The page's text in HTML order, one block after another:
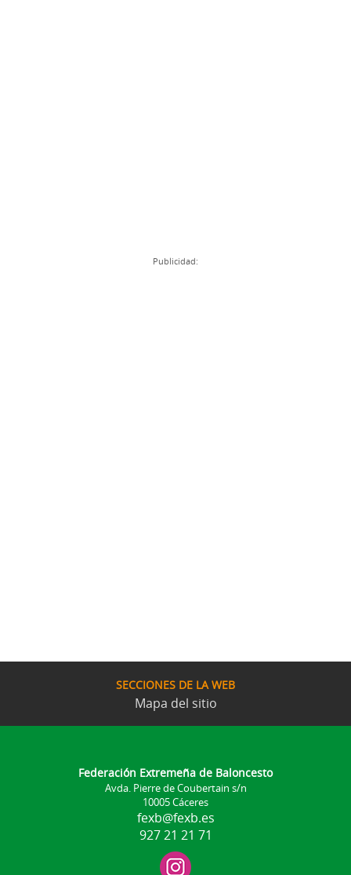
Publicidad:
SECCIONES DE LA WEB
Mapa del sitio
Federación Extremeña de Baloncesto
Avda. Pierre de Coubertain s/n
10005 Cáceres
fexb@fexb.es
927 21 21 71